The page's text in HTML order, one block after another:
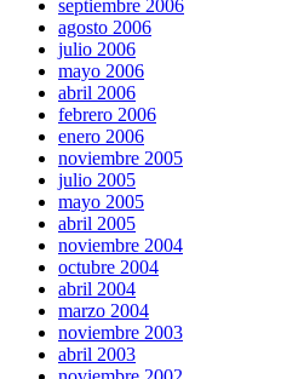
septiembre 2006
agosto 2006
julio 2006
mayo 2006
abril 2006
febrero 2006
enero 2006
noviembre 2005
julio 2005
mayo 2005
abril 2005
noviembre 2004
octubre 2004
abril 2004
marzo 2004
noviembre 2003
abril 2003